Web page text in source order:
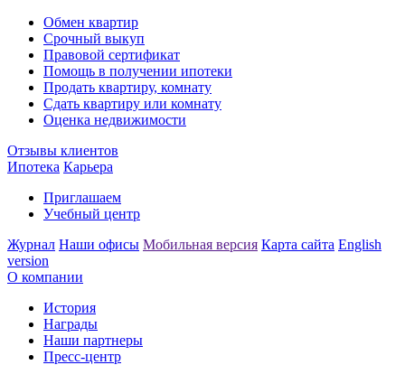
Обмен квартир
Срочный выкуп
Правовой сертификат
Помощь в получении ипотеки
Продать квартиру, комнату
Сдать квартиру или комнату
Оценка недвижимости
Отзывы клиентов
Ипотека Карьера
Приглашаем
Учебный центр
Журнал Наши офисы Мобильная версия Карта сайта English
version
О компании
История
Награды
Наши партнеры
Пресс-центр